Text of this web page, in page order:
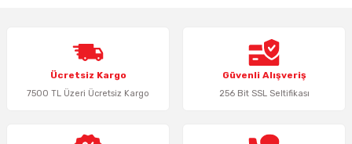
Ürün resmi kalitesiz, bozuk veya görüntülenemiyor.
Ürün açıklamasında eksik bilgiler bulunuyor.
Ürün bilgilerinde hatalar bulunuyor.
Ücretsiz Kargo
7500 TL Üzeri Ücretsiz Kargo
Güvenli Alışveriş
256 Bit SSL Seltifikası